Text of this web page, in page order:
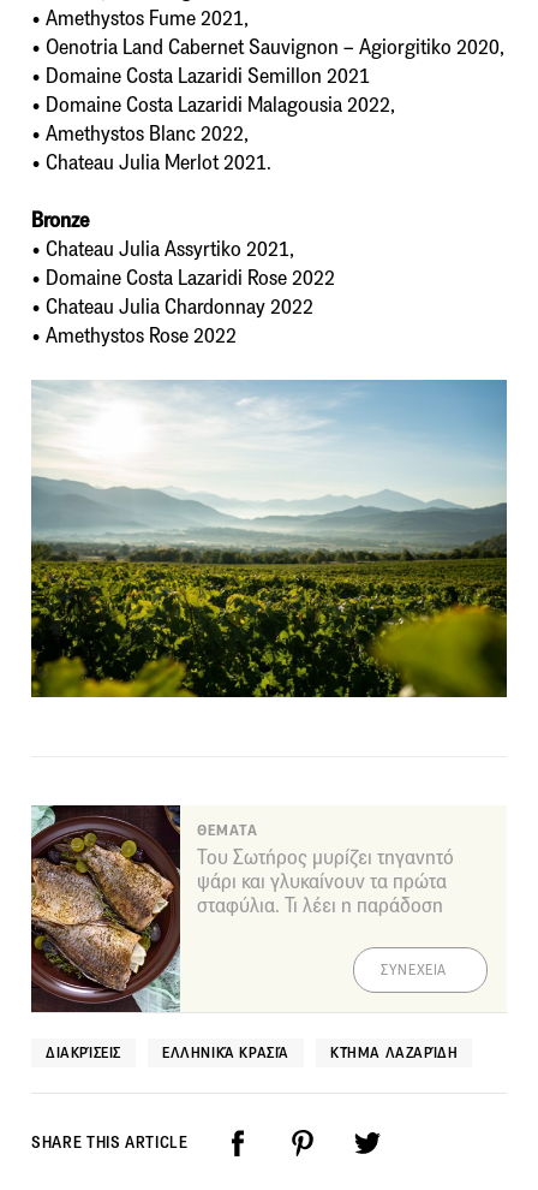
• Amethystos Fume 2021,
• Oenotria Land Cabernet Sauvignon – Agiorgitiko 2020,
• Domaine Costa Lazaridi Semillon 2021
• Domaine Costa Lazaridi Malagousia 2022,
• Amethystos Blanc 2022,
• Chateau Julia Merlot 2021.
Bronze
• Chateau Julia Assyrtiko 2021,
• Domaine Costa Lazaridi Rose 2022
• Chateau Julia Chardonnay 2022
• Amethystos Rose 2022
ΘΕΜΑΤΑ
Του Σωτήρος μυρίζει τηγανητό
ψάρι και γλυκαίνουν τα πρώτα
σταφύλια. Τι λέει η παράδοση
ΣΥΝΕΧΕΙΑ
ΔΙΑΚΡΊΣΕΙΣ ΕΛΛΗΝΙΚΆ ΚΡΑΣΙΆ ΚΤΉΜΑ ΛΑΖΑΡΊΔΗ
SHARE THIS ARTICLE